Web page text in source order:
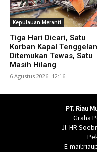
Kepulauan Meranti
Tiga Hari Dicari, Satu
Korban Kapal
Ditemukan Tewas, Satu
Masih Hilang
6 Agustus 2026 -12:16
PT. Riau
Graha
Jl. HR
E-